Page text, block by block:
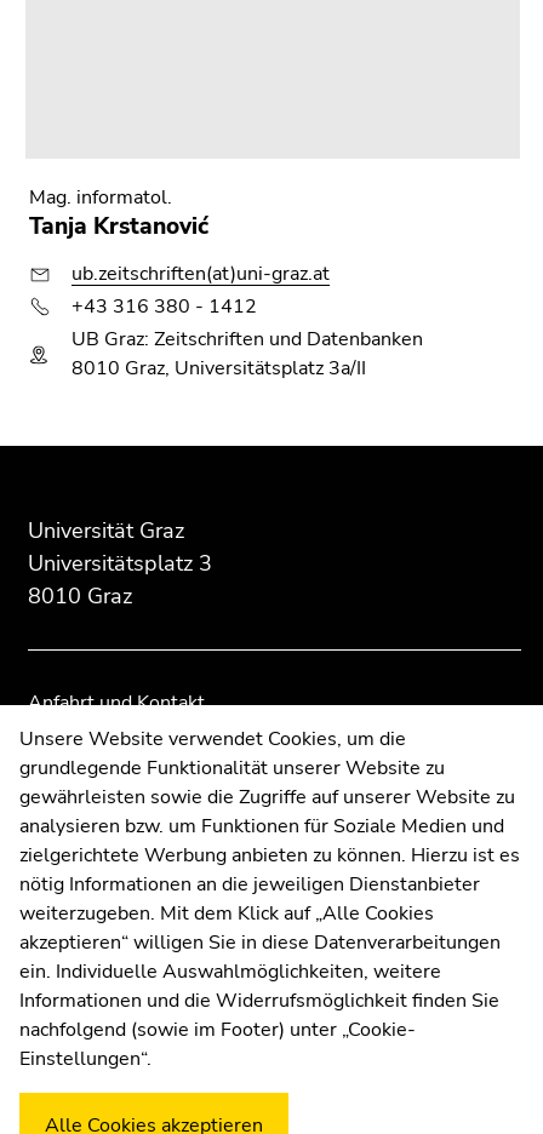
Mag. informatol.
Tanja Krstanović
ub.zeitschriften(at)uni-graz.at
+43 316 380 - 1412
UB Graz: Zeitschriften und Datenbanken
8010 Graz, Universitätsplatz 3a/II
Seitenbereichs:
Zusatzinformationen:
Universität Graz
Universitätsplatz 3
8010 Graz
Anfahrt und Kontakt
Kommunikation und Öffentlichkeitsarbeit
Moodle
UNIGRAZonline
Impressum
Datenschutzerklärung
Cookie-Einstellungen
Barrierefreiheitserklärung
WetterstationUni Graz
Seitenbereichs.
Übersicht
Seitenbereichs.
Übersicht
Unsere Website verwendet Cookies, um die
grundlegende Funktionalität unserer Website zu
gewährleisten sowie die Zugriffe auf unserer Website zu
analysieren bzw. um Funktionen für Soziale Medien und
zielgerichtete Werbung anbieten zu können. Hierzu ist es
nötig Informationen an die jeweiligen Dienstanbieter
weiterzugeben. Mit dem Klick auf „Alle Cookies
akzeptieren“ willigen Sie in diese Datenverarbeitungen
ein. Individuelle Auswahlmöglichkeiten, weitere
Informationen und die Widerrufsmöglichkeit finden Sie
nachfolgend (sowie im Footer) unter „Cookie-
Einstellungen“.
Alle Cookies akzeptieren